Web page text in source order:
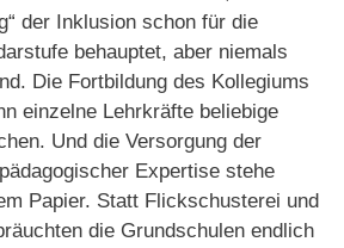
der Inklusion schon für die
behauptet, aber niemals
Die Fortbildung des Kollegiums
einzelne Lehrkräfte beliebige
Und die Versorgung der
Expertise stehe
Papier. Statt Flickschusterei und
die Grundschulen endlich